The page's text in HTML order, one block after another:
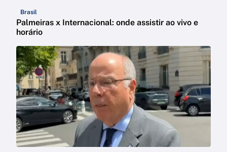
Brasil
Palmeiras x Internacional: onde assistir ao vivo e
horário